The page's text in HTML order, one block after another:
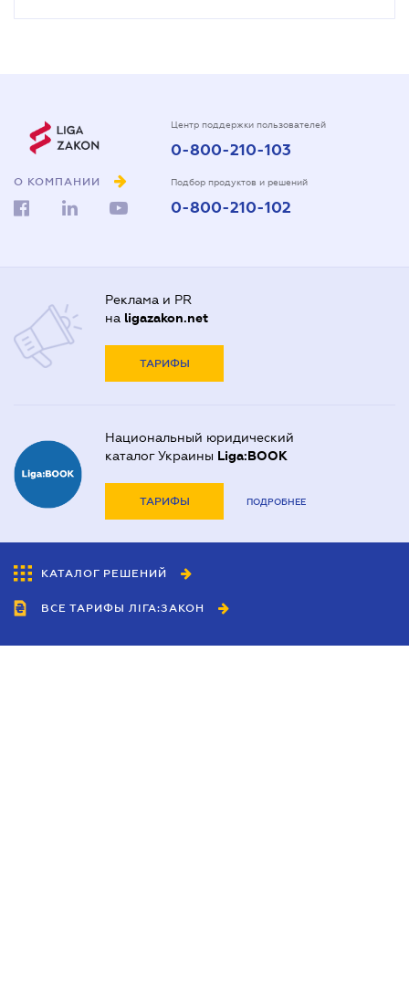
О КОМПАНИИ
Центр поддержки пользователей
0-800-210-103
Подбор продуктов и решений
0-800-210-102
Реклама и PR
на ligazakon.net
ТАРИФЫ
Национальный юридический
каталог Украины Liga:BOOK
ТАРИФЫ ПОДРОБНЕЕ
КАТАЛОГ РЕШЕНИЙ
ВСЕ ТАРИФЫ ЛІГА:ЗАКОН